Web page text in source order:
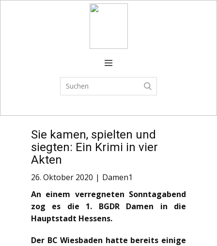
Spielplan
Trainingszeiten
Spielbetrieb
CAMPS
News
Sie kamen, spielten und
siegten: Ein Krimi in vier
Akten
26. Oktober 2020
Damen1
An einem verregneten Sonntagabend
zog es die 1. BGDR Damen in die
Hauptstadt Hessens.
Der BC Wiesbaden hatte bereits einige